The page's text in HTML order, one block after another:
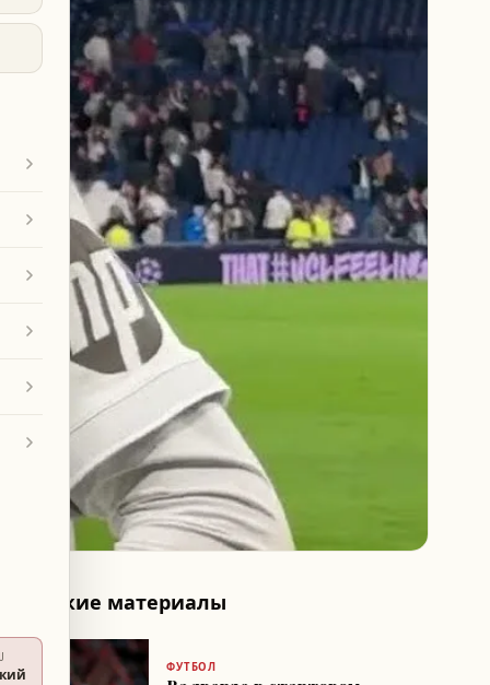
Похожие материалы
ФУТБОЛ